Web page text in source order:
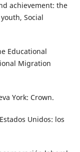
achievement: the
Social
Educational
Migration
York: Crown.
Unidos: los